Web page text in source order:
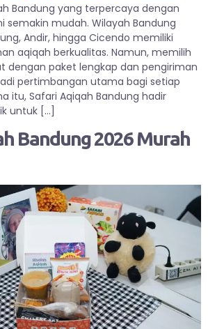
Bandung yang terpercaya dengan
semakin mudah. Wilayah Bandung
Andir, hingga Cicendo memiliki
aqiqah berkualitas. Namun, memilih
dengan paket lengkap dan pengiriman
pertimbangan utama bagi setiap
itu, Safari Aqiqah Bandung hadir
untuk […]
Bandung 2026 Murah